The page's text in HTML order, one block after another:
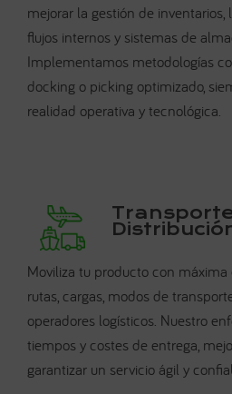
mejorar la gestión de
flujos internos y sistemas de
Implementamos metodologías
docking o picking optimizado,
realidad operativa y tecnológica.
Moviliza tu producto con
rutas, cargas, modos de
operadores logísticos. Nuestro
tiempos y costes de entrega,
garantizar un servicio ágil y